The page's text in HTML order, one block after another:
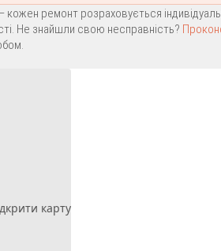
кожен ремонт розраховується
Не знайшли свою несправність?
карту